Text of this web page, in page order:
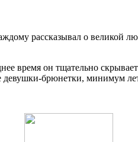
рассказывал о великой
время он тщательно
девушки-брюнетки, минимум